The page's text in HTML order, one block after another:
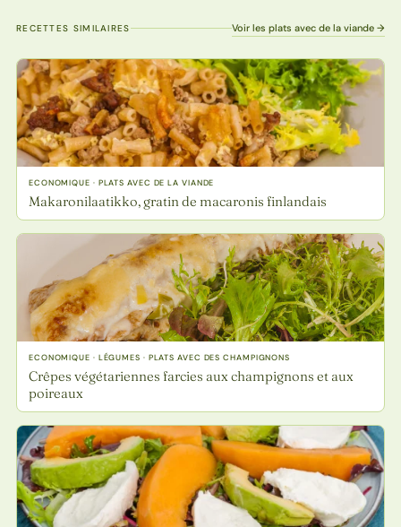
RECETTES SIMILAIRES Voir les plats avec de la viande →
ECONOMIQUE · PLATS AVEC DE LA VIANDE
Makaronilaatikko, gratin de macaronis finlandais
ECONOMIQUE · LÉGUMES · PLATS AVEC DES CHAMPIGNONS
Crêpes végétariennes farcies aux champignons et aux
poireaux